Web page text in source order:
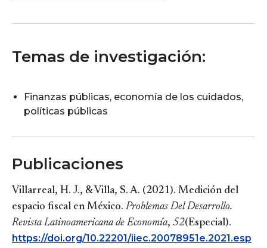
Temas de investigación:
Finanzas públicas, economía de los cuidados,
políticas públicas
Publicaciones
Villarreal, H. J., & Villa, S. A. (2021). Medición del
espacio fiscal en México. Problemas Del Desarrollo.
Revista Latinoamericana de Economía, 52(Especial).
https://doi.org/10.22201/iiec.20078951e.2021.esp